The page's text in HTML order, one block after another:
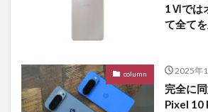
1Ⅵでは
て全て
column 2025年
完全に
Pixel 10